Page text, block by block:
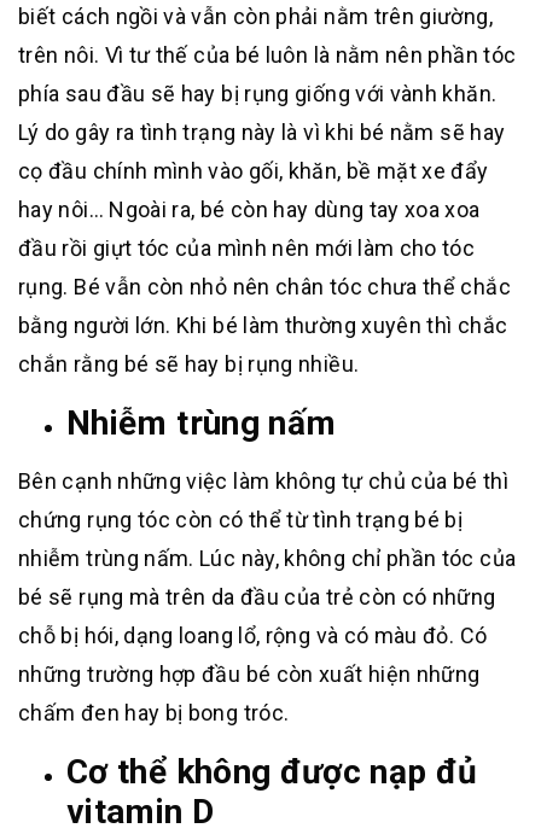
biết cách ngồi và vẫn còn phải nằm trên giường,
trên nôi. Vì tư thế của bé luôn là nằm nên phần tóc
phía sau đầu sẽ hay bị rụng giống với vành khăn.
Lý do gây ra tình trạng này là vì khi bé nằm sẽ hay
cọ đầu chính mình vào gối, khăn, bề mặt xe đẩy
hay nôi… Ngoài ra, bé còn hay dùng tay xoa xoa
đầu rồi giựt tóc của mình nên mới làm cho tóc
rụng. Bé vẫn còn nhỏ nên chân tóc chưa thể chắc
bằng người lớn. Khi bé làm thường xuyên thì chắc
chắn rằng bé sẽ hay bị rụng nhiều.
Nhiễm trùng nấm
Bên cạnh những việc làm không tự chủ của bé thì
chứng rụng tóc còn có thể từ tình trạng bé bị
nhiễm trùng nấm. Lúc này, không chỉ phần tóc của
bé sẽ rụng mà trên da đầu của trẻ còn có những
chỗ bị hói, dạng loang lổ, rộng và có màu đỏ. Có
những trường hợp đầu bé còn xuất hiện những
chấm đen hay bị bong tróc.
Cơ thể không được nạp đủ
vitamin D